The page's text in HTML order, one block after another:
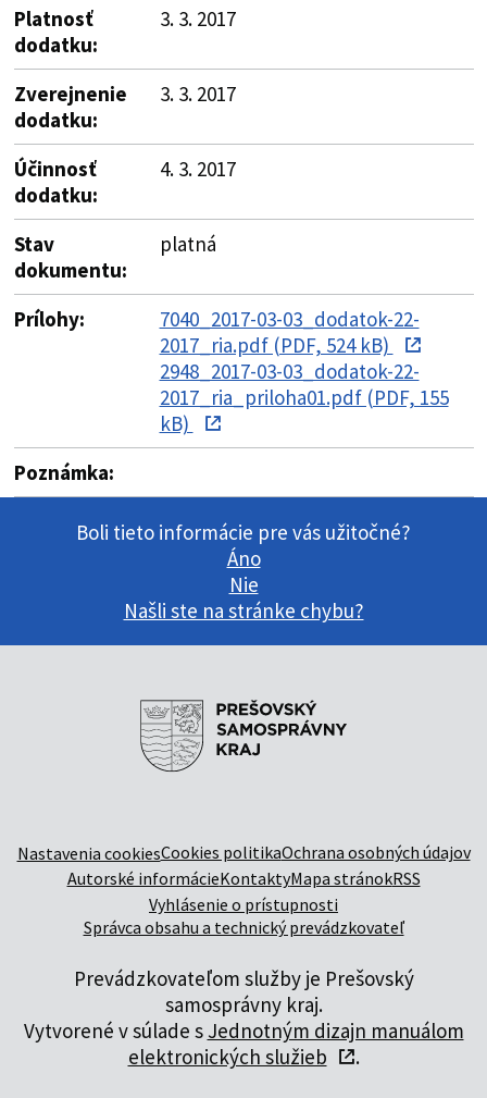
Platnosť
dodatku:
3. 3. 2017
Zverejnenie
dodatku:
3. 3. 2017
Účinnosť
dodatku:
4. 3. 2017
Stav
dokumentu:
platná
Prílohy:
7040_2017-03-03_dodatok-22-
2017_ria.pdf (PDF, 524 kB)
2948_2017-03-03_dodatok-22-
2017_ria_priloha01.pdf (PDF, 155
kB)
Poznámka:
Boli tieto informácie pre vás užitočné?
Áno
Nie
Našli ste na stránke chybu?
Nastavenia cookiesCookies politikaOchrana osobných údajov
Autorské informácieKontaktyMapa stránokRSS
Vyhlásenie o prístupnosti
Správca obsahu a technický prevádzkovateľ
Prevádzkovateľom služby je Prešovský
samosprávny kraj.
Vytvorené v súlade s Jednotným dizajn manuálom
elektronických služieb
.